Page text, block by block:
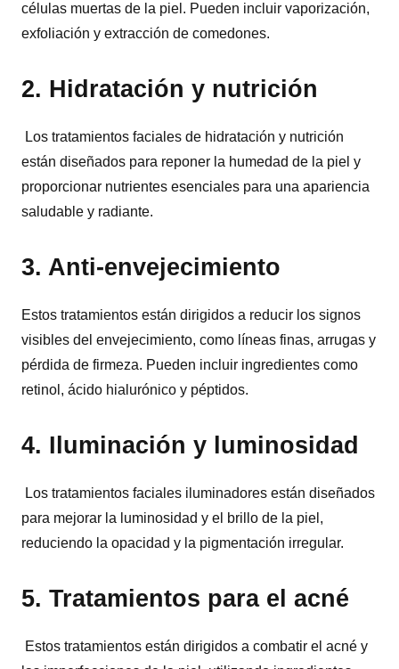
células muertas de la piel. Pueden incluir vaporización,
exfoliación y extracción de comedones.
2. Hidratación y nutrición
Los tratamientos faciales de hidratación y nutrición
están diseñados para reponer la humedad de la piel y
proporcionar nutrientes esenciales para una apariencia
saludable y radiante.
3. Anti-envejecimiento
Estos tratamientos están dirigidos a reducir los signos
visibles del envejecimiento, como líneas finas, arrugas y
pérdida de firmeza. Pueden incluir ingredientes como
retinol, ácido hialurónico y péptidos.
4. Iluminación y luminosidad
Los tratamientos faciales iluminadores están diseñados
para mejorar la luminosidad y el brillo de la piel,
reduciendo la opacidad y la pigmentación irregular.
5. Tratamientos para el acné
Estos tratamientos están dirigidos a combatir el acné y